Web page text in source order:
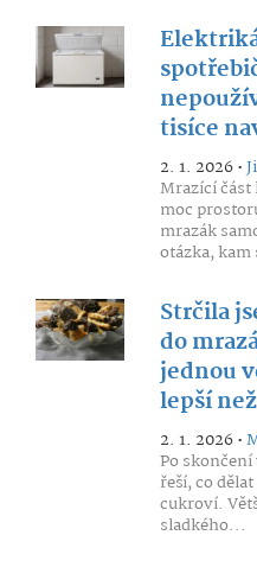
tisíce
2. 1. 2026 •
Mrazící část
moc
mrazák
otázka,
Strčila
do
jednou
lepší
2. 1. 2026 •
Po
řeší, co
cukroví.
sladkého...